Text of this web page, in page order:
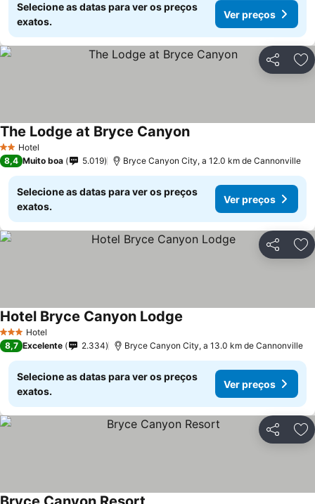
Selecione as datas para ver os preços
exatos.
Ver preços
Partilhar
2 Estrelas
Hotel
The Lodge at Bryce Canyon
8,4 Muito boa 5.019 Bryce Canyon City, a 12.0 km de Cannonville
Selecione as datas para ver os preços
exatos.
Ver preços
Partilhar
3 EstrelasHotel
Hotel Bryce Canyon Lodge
8,7 Excelente 2.334 Bryce Canyon City, a 13.0 km de Cannonville
Selecione as datas para ver os preços
exatos.
Ver preços
Partilhar